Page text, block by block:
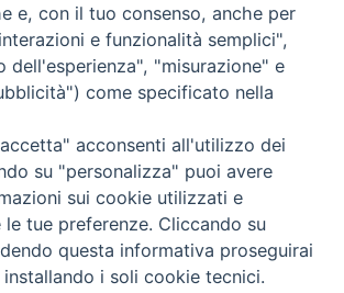
e, con il tuo consenso, anche per
e funzionalità semplici",
dell'esperienza", "misurazione" e
come specificato nella
acconsenti all'utilizzo dei
su "personalizza" puoi avere
sui cookie utilizzati e
le tue preferenze. Cliccando su
questa informativa proseguirai
i soli cookie tecnici.